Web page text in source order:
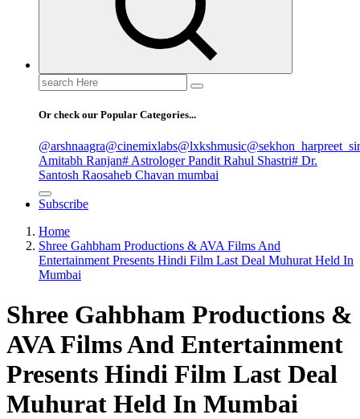
Search
for:
Or check our Popular Categories...
@arshnaagra@cinemixlabs@lxkshmusic
Amitabh Ranjan# Astrologer Pandit Rahul Shastri# Dr.
Santosh Raosaheb Chavan mumbai
Subscribe
Home
Shree Gahbham Productions & AVA Films And
Entertainment Presents Hindi Film Last Deal Muhurat Held In
Mumbai
Shree Gahbham Productions &
AVA Films And Entertainment
Presents Hindi Film Last Deal
Muhurat Held In Mumbai